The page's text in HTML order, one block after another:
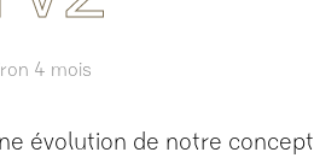
4 mois
évolution de notre